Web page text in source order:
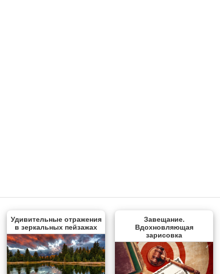
Удивительные отражения
в зеркальных пейзажах
Завещание.
Вдохновляющая
зарисовка